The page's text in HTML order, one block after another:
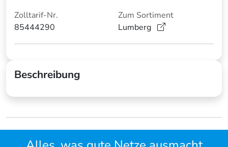
Zolltarif-Nr.
85444290
Zum Sortiment
Lumberg
Beschreibung